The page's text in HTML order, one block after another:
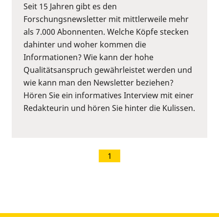
Seit 15 Jahren gibt es den
Forschungsnewsletter mit mittlerweile mehr
als 7.000 Abonnenten. Welche Köpfe stecken
dahinter und woher kommen die
Informationen? Wie kann der hohe
Qualitätsanspruch gewährleistet werden und
wie kann man den Newsletter beziehen?
Hören Sie ein informatives Interview mit einer
Redakteurin und hören Sie hinter die Kulissen.
1